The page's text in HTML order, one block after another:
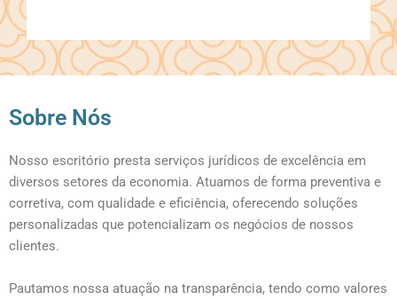
Sobre Nós
Nosso escritório presta serviços jurídicos de excelência em
diversos setores da economia. Atuamos de forma preventiva e
corretiva, com qualidade e eficiência, oferecendo soluções
personalizadas que potencializam os negócios de nossos
clientes.
Pautamos nossa atuação na transparência, tendo como valores